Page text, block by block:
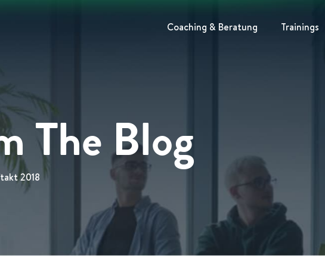
Coaching & Beratung Trainings
The Blog
2018